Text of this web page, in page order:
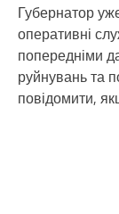
Губернатор
оперативні
попередніми
руйнувань та
повідомити,